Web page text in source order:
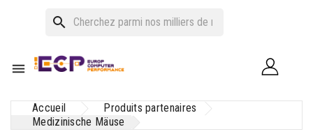
search

Accueil
Produits partenaires
Medizinische Mäuse